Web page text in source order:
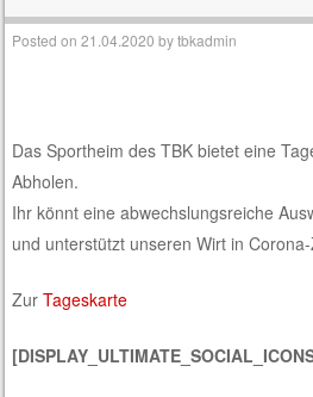
Posted on21.04.2020 bytbkadmin
Das Sportheim des TBK bietet eine
Abholen.
Ihr könnt eine abwechslungsreiche
und unterstützt unseren Wirt in
ZurTageskarte